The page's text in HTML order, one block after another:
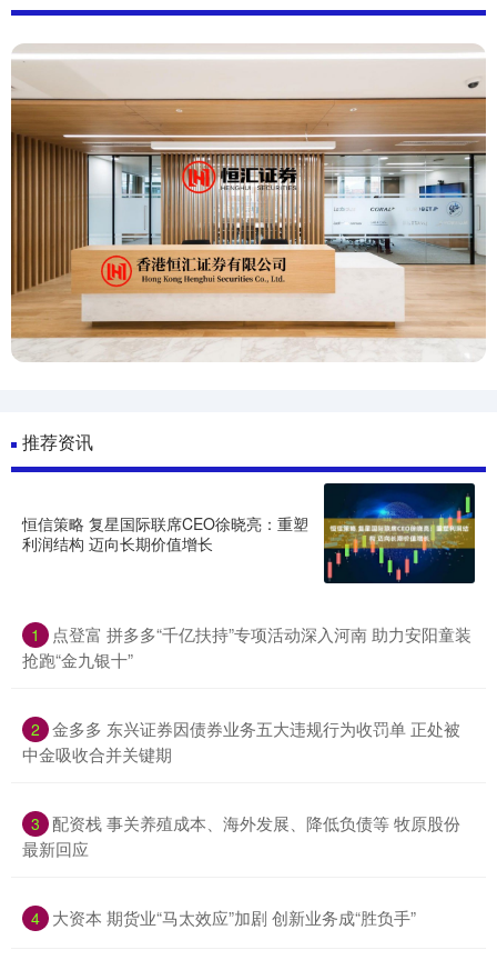
推荐资讯
恒信策略 复星国际联席CEO徐晓亮：重塑
利润结构 迈向长期价值增长
1
点登富 拼多多“千亿扶持”专项活动深入河南 助力安阳童装
抢跑“金九银十”
2 金多多 东兴证券因债券业务五大违规行为收罚单 正处被
中金吸收合并关键期
3 配资栈 事关养殖成本、海外发展、降低负债等 牧原股份
最新回应
4 大资本 期货业“马太效应”加剧 创新业务成“胜负手”